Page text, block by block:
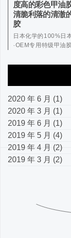
度高的彩色甲油
清脆利落的清澈
胶
日本化学的100%日
·OEM专用特级甲油
2020 年 6 月 (1)
2020 年 3 月 (1)
2019 年 6 月 (1)
2019 年 5 月 (4)
2019 年 4 月 (2)
2019 年 3 月 (2)